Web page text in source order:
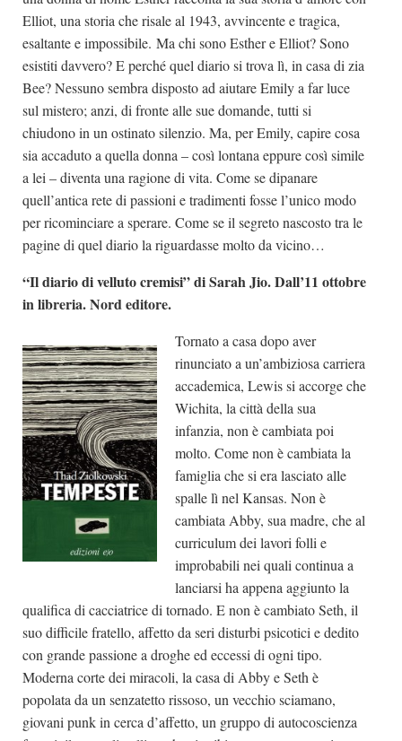
Elliot, una storia che risale al 1943, avvincente e tragica,
esaltante e impossibile. Ma chi sono Esther e Elliot? Sono
esistiti davvero? E perché quel diario si trova lì, in casa di zia
Bee? Nessuno sembra disposto ad aiutare Emily a far luce
sul mistero; anzi, di fronte alle sue domande, tutti si
chiudono in un ostinato silenzio. Ma, per Emily, capire cosa
sia accaduto a quella donna – così lontana eppure così simile
a lei – diventa una ragione di vita. Come se dipanare
quell’antica rete di passioni e tradimenti fosse l’unico modo
per ricominciare a sperare. Come se il segreto nascosto tra le
pagine di quel diario la riguardasse molto da vicino…
“Il diario di velluto cremisi” di Sarah Jio. Dall’11 ottobre
in libreria. Nord editore.
Tornato a casa dopo aver
rinunciato a un’ambiziosa carriera
accademica, Lewis si accorge che
Wichita, la città della sua
infanzia, non è cambiata poi
molto. Come non è cambiata la
famiglia che si era lasciato alle
spalle lì nel Kansas. Non è
cambiata Abby, sua madre, che al
curriculum dei lavori folli e
improbabili nei quali continua a
lanciarsi ha appena aggiunto la
qualifica di cacciatrice di tornado. E non è cambiato Seth, il
suo difficile fratello, affetto da seri disturbi psicotici e dedito
con grande passione a droghe ed eccessi di ogni tipo.
Moderna corte dei miracoli, la casa di Abby e Seth è
popolata da un senzatetto rissoso, un vecchio sciamano,
giovani punk in cerca d’affetto, un gruppo di autocoscienza